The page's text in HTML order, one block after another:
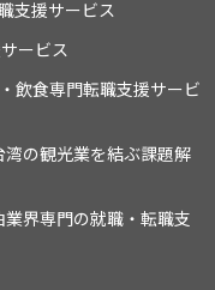
支援サービス
ービス
飲食専門転職支援サービ
の観光業を結ぶ課題解
界専門の就職・転職支